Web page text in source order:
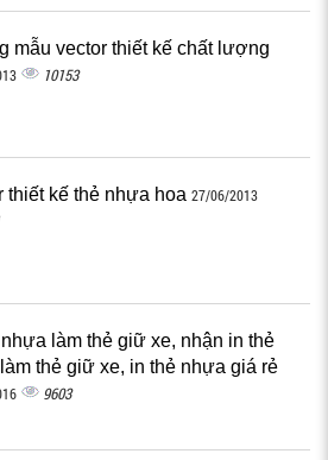
mẫu vector thiết kế chất lượng
10153
thiết kế thẻ nhựa hoa 27/06/2013
nhựa làm thẻ giữ xe, nhận in thẻ
thẻ giữ xe, in thẻ nhựa giá rẻ
9603